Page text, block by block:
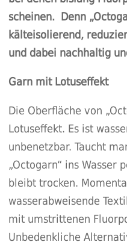
scheinen. Denn
kälteisolierend,
und dabei nachhaltig
Garn mit Lotuseffekt
Die Oberfläche von
Lotuseffekt. Es ist
unbenetzbar. Taucht
„Octogarn“ ins Wasser
bleibt trocken.
wasserabweisende
mit umstrittenen
Unbedenkliche